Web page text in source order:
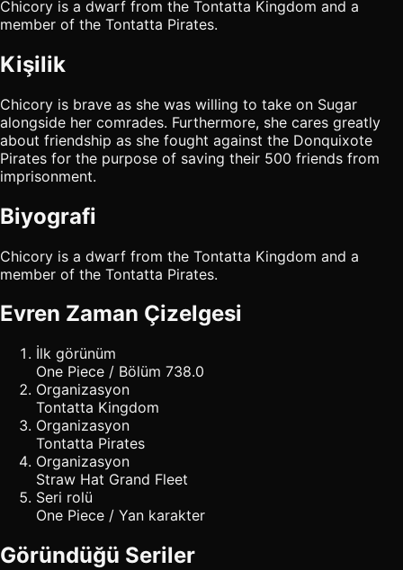
Chicory is a dwarf from the Tontatta Kingdom and a
member of the Tontatta Pirates.
Kişilik
Chicory is brave as she was willing to take on Sugar
alongside her comrades. Furthermore, she cares greatly
about friendship as she fought against the Donquixote
Pirates for the purpose of saving their 500 friends from
imprisonment.
Biyografi
Chicory is a dwarf from the Tontatta Kingdom and a
member of the Tontatta Pirates.
Evren Zaman Çizelgesi
İlk görünüm
One Piece / Bölüm 738.0
Organizasyon
Tontatta Kingdom
Organizasyon
Tontatta Pirates
Organizasyon
Straw Hat Grand Fleet
Seri rolü
One Piece / Yan karakter
Göründüğü Seriler